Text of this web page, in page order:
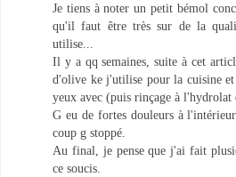
Je tiens à noter un petit bémol
qu'il faut être très sur de la
utilise...
Il y a qq semaines, suite à cet
d'olive ke j'utilise pour la cuisine
yeux avec (puis rinçage à
G eu de fortes douleurs à
coup g stoppé.
Au final, je pense que j'ai fait
ce soucis.